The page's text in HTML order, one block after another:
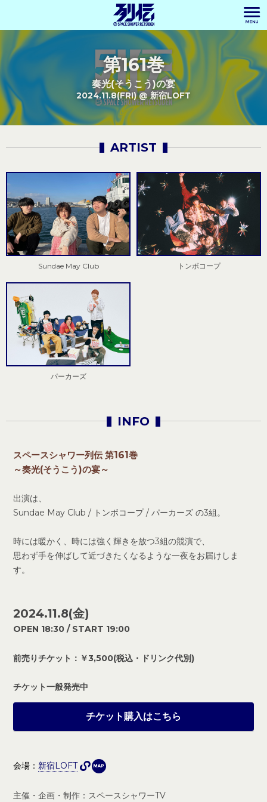
第161巻
奏光(そうこう)の宴
2024.11.8(FRI) @ 新宿LOFT
ARTIST
Sundae May Club トンボコープ
パーカーズ
INFO
スペースシャワー列伝 第161巻
～奏光(そうこう)の宴～
出演は、
Sundae May Club / トンボコープ / パーカーズ の3組。
時には暖かく、時には強く輝きを放つ3組の競演で、
思わず手を伸ばして近づきたくなるような一夜をお届けしま
す。
2024.11.8(金)
OPEN 18:30 / START 19:00
前売りチケット：￥3,500(税込・ドリンク代別)
チケット一般発売中
チケット購入はこちら
新宿LOFT
主催・企画・制作：スペースシャワーTV